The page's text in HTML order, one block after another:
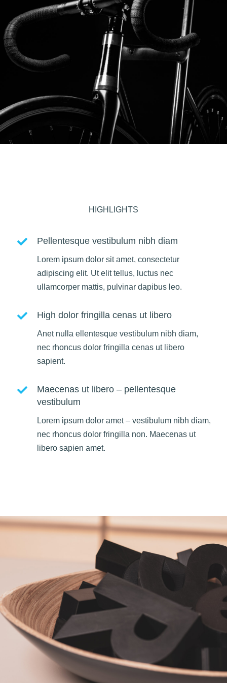
HIGHLIGHTS
Pellentesque vestibulum nibh diam
Lorem ipsum dolor sit amet, consectetur
adipiscing elit. Ut elit tellus, luctus nec
ullamcorper mattis, pulvinar dapibus leo.
High dolor fringilla cenas ut libero
Anet nulla ellentesque vestibulum nibh diam,
nec rhoncus dolor fringilla cenas ut libero
sapient.
Maecenas ut libero – pellentesque
vestibulum
Lorem ipsum dolor amet – vestibulum nibh diam,
nec rhoncus dolor fringilla non. Maecenas ut
libero sapien amet.